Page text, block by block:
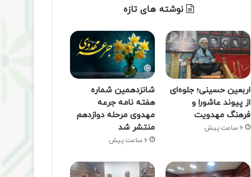
نوشته های تازه
اربعین حسینی؛ جلوه‌ای
از پیوند عاشورا و
فرهنگ مهدویت
6 ساعت پیش
شانزدهمین شماره
هفته‌ نامه جرعه
مهدوی مرحله دوازدهم
منتشر شد
6 ساعت پیش